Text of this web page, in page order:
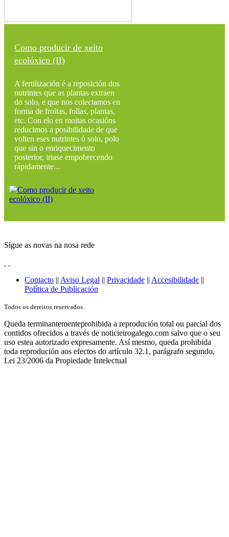
Como producir de xeito
ecolóxico (II)
A fertilización é a reposición dos
nutrintes que as plantas extraen
do solo, e que nos colectamos en
forma de froitas, follas, plantas,
etc. Con elo en moitas ocasións
reducimos a posibilidade de que
volten eses nutrintes ó solo, polo
que sin o enriquecimento
posterior, iriase empobrecendo
rápidamente...
Sígue as novas na nosa rede
Contacto || Aviso Legal || Privacidade || Accesibilidade ||
Política de Publicación
Todos os dereitos reservados.
Queda terminantementeprohibida a reprodución total ou parcial dos
contidos ofrecidos a través de noticieirogalego.com salvo que o seu
uso estea autorizado expresamente. Así mesmo, queda prohibida
toda reprodución aos efectos do artículo 32.1, parágrafo segundo,
Lei 23/2006 da Propiedade Intelectual